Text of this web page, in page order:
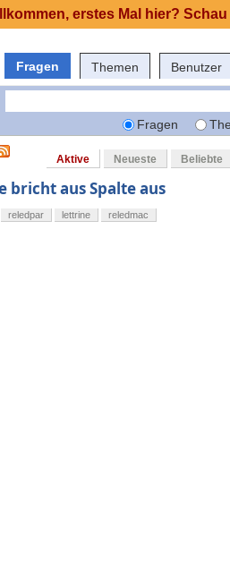
Fragen Themen Benutzer
Fragen
Aktive Neueste Beliebte
bricht aus Spalte aus
reledpar lettrine reledmac
erstes Mal hier?